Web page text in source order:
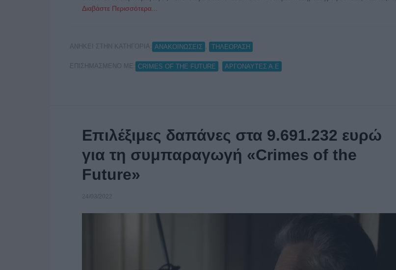
Διαβάστε Περισσότερα...
ΑΝΗΚΕΙ ΣΤΗΝ ΚΑΤΗΓΟΡΙΑ: ΑΝΑΚΟΙΝΩΣΕΙΣ ΤΗΛΕΟΡΑΣΗ
ΕΠΙΣΗΜΑΣΜΕΝΟ ΜΕ: CRIMES OF THE FUTURE ΑΡΓΟΝΑΥΤΕΣ Α.Ε
Επιλέξιμες δαπάνες στα 9.691.232 ευρώ
για τη συμπαραγωγή «Crimes of the
Future»
24/03/2022